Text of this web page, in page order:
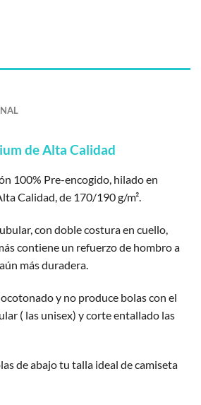
de Alta Calidad
100% Pre-encogido, hilado en
Calidad, de 170/190 g/m².
con doble costura en cuello,
contiene un refuerzo de hombro a
más duradera.
y no produce bolas con el
( las unisex) y corte entallado las
de abajo tu talla ideal de camiseta